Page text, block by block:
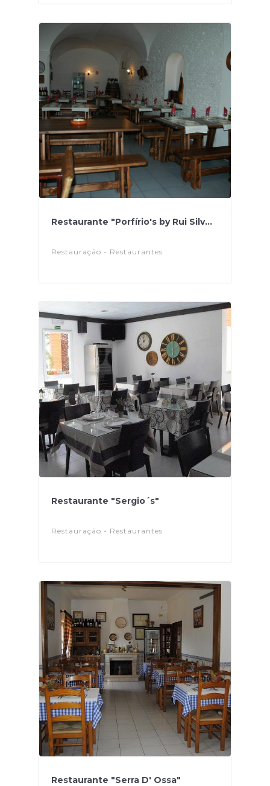
Restaurante "Porfírio's by Rui Silv...
Restauração - Restaurantes
Restaurante "Sergio´s"
Restauração - Restaurantes
Restaurante "Serra D' Ossa"